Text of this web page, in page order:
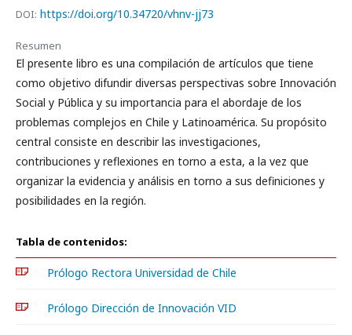
DOI: https://doi.org/10.34720/vhnv-jj73
Resumen
El presente libro es una compilación de artículos que tiene
como objetivo difundir diversas perspectivas sobre Innovación
Social y Pública y su importancia para el abordaje de los
problemas complejos en Chile y Latinoamérica. Su propósito
central consiste en describir las investigaciones,
contribuciones y reflexiones en torno a esta, a la vez que
organizar la evidencia y análisis en torno a sus definiciones y
posibilidades en la región.
Tabla de contenidos:
Prólogo Rectora Universidad de Chile
Prólogo Dirección de Innovación VID